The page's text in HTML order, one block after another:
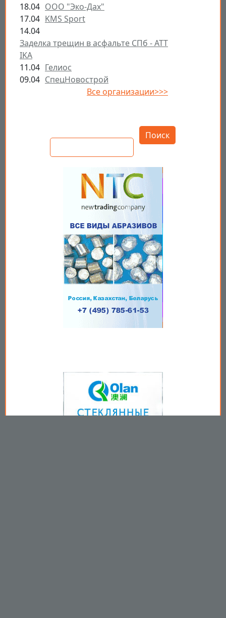
18.04 ООО "Эко-Дах"
17.04 KMS Sport
14.04
Заделка трещин в асфальте СПб - ATT
IKA
11.04 Гелиос
09.04 СпецНовострой
Все организации>>>